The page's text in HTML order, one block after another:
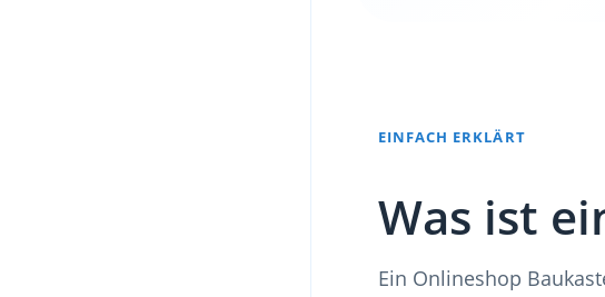
EINFACH ERKLÄRT
Was ist
Ein Onlineshop